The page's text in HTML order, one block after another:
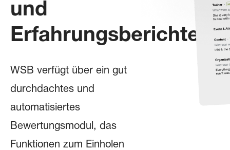
und
Erfahrungsberichte
WSB verfügt über ein gut
durchdachtes und
automatisiertes
Bewertungsmodul, das
Funktionen zum Einholen